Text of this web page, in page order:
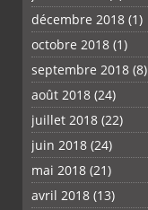
décembre 2018 (1)
octobre 2018 (1)
septembre 2018 (8)
août 2018 (24)
juillet 2018 (22)
juin 2018 (24)
mai 2018 (21)
avril 2018 (13)